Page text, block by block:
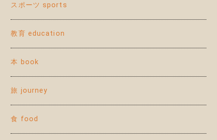
スポーツ sports
教育 education
本 book
旅 journey
食 food